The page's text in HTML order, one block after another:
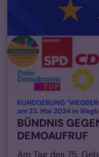
KUNDGEBUNG
am 23. Mai 2024 in
BÜNDNIS
DEMOAUFRUF
Am Tag des 75.